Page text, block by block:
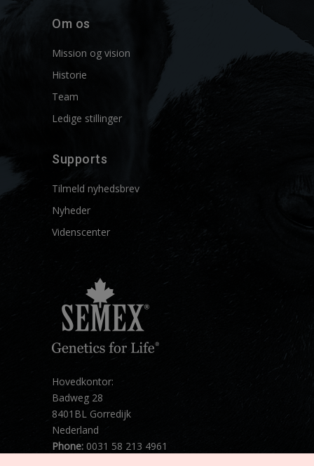
Om os
Mission og vision
Historie
Team
Ledige stillinger
Supports
Tilmeld nyhedsbrev
Nyheder
Videnscenter
Hovedkontor:
Badweg 28
8401BL Gorredijk
Nederland
Phone: 0031 58 213 4961